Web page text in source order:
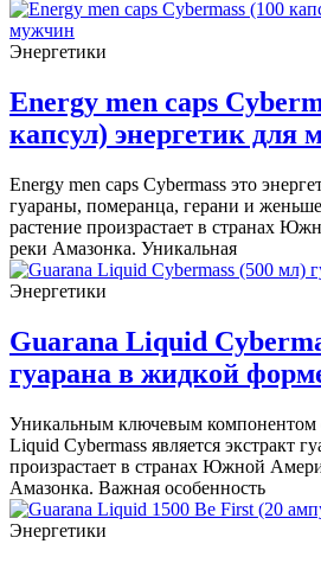
Энергетики
Energy men caps
капсул) энергетик для
Energy men caps Cybermass это
гуараны, померанца, герани и
растение произрастает в странах
реки Амазонка. Уникальная
Энергетики
Guarana Liquid
гуарана в жидкой
Уникальным ключевым компонентом
Liquid Cybermass является экстракт
произрастает в странах Южной
Амазонка. Важная особенность
Энергетики